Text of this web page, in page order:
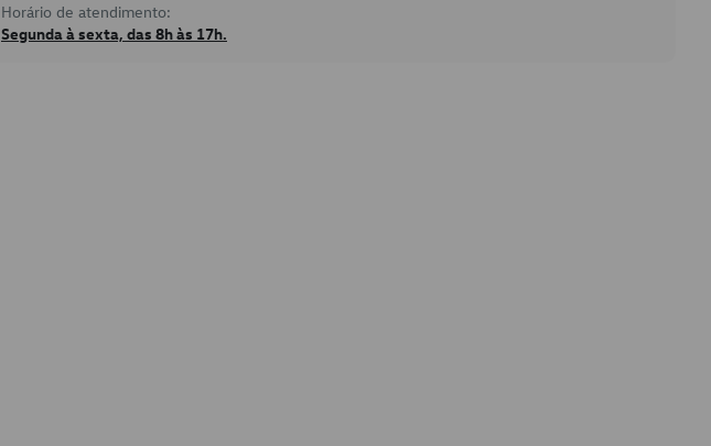
Horário de atendimento:
Segunda à sexta, das 8h às 17h.